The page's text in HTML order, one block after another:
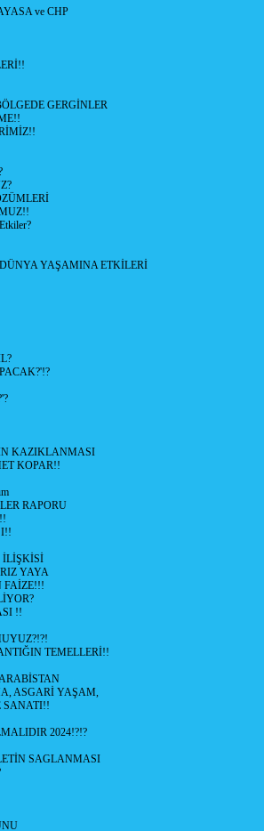
ve CHP
GERGİNLER
YAŞAMINA ETKİLERİ
KAZIKLANMASI
KOPAR!!
RAPORU
İLİŞKİSİ
YAYA
FAİZE!!!
!!
TEMELLERİ!!
ASGARİ YAŞAM,
SANATI!!
2024!?!?
SAGLANMASI